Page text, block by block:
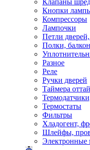
Клапаны
Кнопки
Компрессоры
Лампочки
Петли
Полки,
Разное
Реле
Ручки дверей
Таймера
Термостаты
Фильтры
Хладогент,
Шлейфы,
Электронные